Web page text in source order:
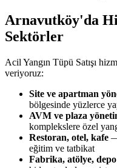
Arnavutköy'da
Sektörler
Acil Yangın Tüpü Satışı
veriyoruz:
Site ve apartman
bölgesinde yüzlerce
AVM ve plaza
komplekslere özel
Restoran, otel, kafe
eğitim ve tatbikat
Fabrika, atölye, depo